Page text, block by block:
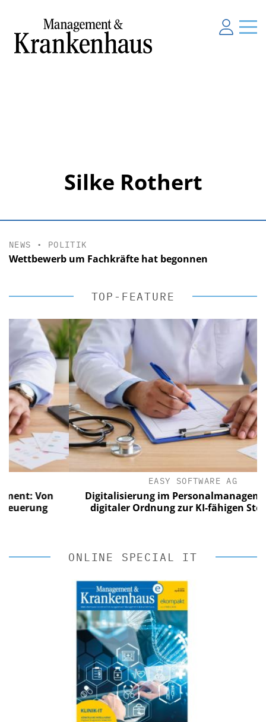
Silke Rothert
NEWS • POLITIK
Wettbewerb um Fachkräfte hat begonnen
TOP-FEATURE
Von
EASY SOFTWARE AG
Digitalisierung im Personalmanagement:
digitaler Ordnung zur KI-fähigen
ONLINE SPECIAL IT